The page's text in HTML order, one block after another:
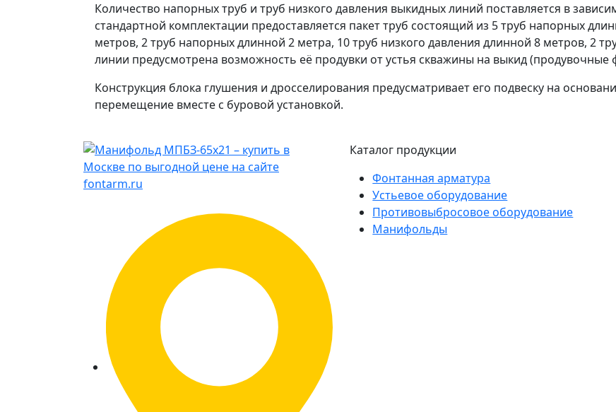
Количество напорных труб и труб низкого давления выкидных линий поставляется в
стандартной комплектации предоставляется пакет труб состоящий из 5 труб напорных
метров, 2 труб напорных длинной 2 метра, 10 труб низкого давления длинной 8 метров, 2
линии предусмотрена возможность её продувки от устья скважины на выкид (продувочные
Конструкция блока глушения и дросселирования предусматривает его подвеску на
перемещение вместе с буровой установкой.
Каталог продукции
Фонтанная арматура
Устьевое оборудование
Противовыбросовое оборудование
Манифольды